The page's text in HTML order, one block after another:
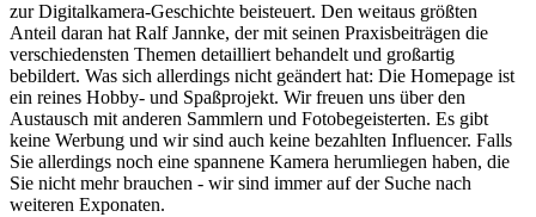
zur Digitalkamera-Geschichte beisteuert. Den weitaus größten
Anteil daran hat Ralf Jannke, der mit seinen Praxisbeiträgen die
verschiedensten Themen detailliert behandelt und großartig
bebildert. Was sich allerdings nicht geändert hat: Die Homepage ist
ein reines Hobby- und Spaßprojekt. Wir freuen uns über den
Austausch mit anderen Sammlern und Fotobegeisterten. Es gibt
keine Werbung und wir sind auch keine bezahlten Influencer. Falls
Sie allerdings noch eine spannene Kamera herumliegen haben, die
Sie nicht mehr brauchen - wir sind immer auf der Suche nach
weiteren Exponaten.